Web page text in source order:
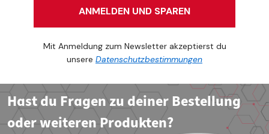
ANMELDEN UND SPAREN
Mit Anmeldung zum Newsletter akzeptierst du
unsere Datenschutzbestimmungen
Hast du Fragen zu deiner Bestellung
oder weiteren Produkten?